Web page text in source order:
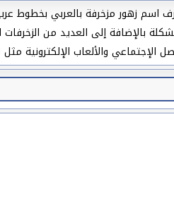
اسم زهور مزخرفة بالعربي بخطوط
بالإضافة إلى العديد من
الإجتماعي والألعاب الإلكترونية